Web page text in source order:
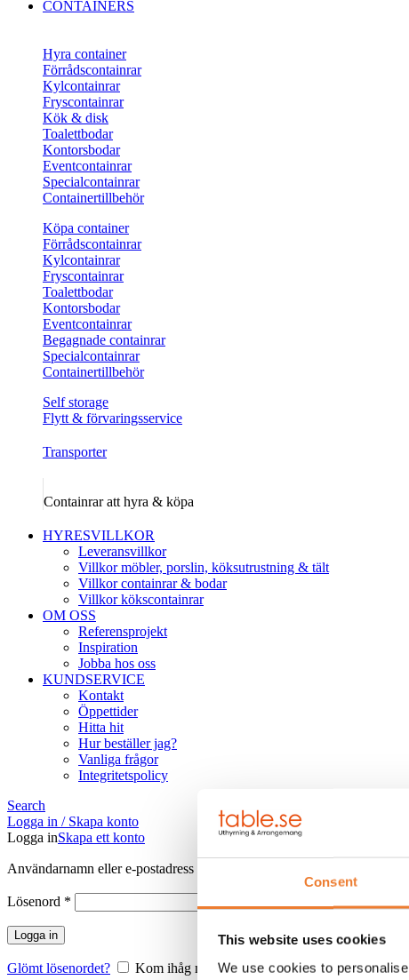
Consent
This website uses cookies
We use cookies to
CONTAINERS
Hyra container
Förrådscontainrar
Kylcontainrar
Fryscontainrar
Kök & disk
Toalettbodar
Kontorsbodar
Eventcontainrar
Specialcontainrar
Containertillbehör
Köpa container
Förrådscontainrar
Kylcontainrar
Fryscontainrar
Toalettbodar
Kontorsbodar
Eventcontainrar
Begagnade containrar
Specialcontainrar
Containertillbehör
Self storage
Flytt & förvaringsservice
Transporter
Containrar att hyra & köpa
HYRESVILLKOR
Leveransvillkor
Villkor möbler, porslin, köksutrustning & tält
Villkor containrar & bodar
Villkor kökscontainrar
OM OSS
Referensprojekt
Inspiration
Jobba hos oss
KUNDSERVICE
Kontakt
Öppettider
Hitta hit
Hur beställer jag?
Vanliga frågor
Integritetspolicy
Search
Logga in / Skapa konto
Logga inSkapa ett konto
Användarnamn eller e-postadress
Lösenord *
Logga in
Glömt lösenordet?
Kom ihåg mig